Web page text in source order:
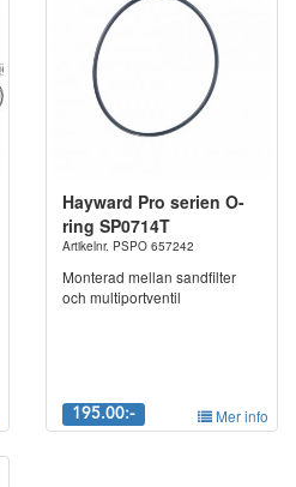
Hayward Pro serien O-
ring SP0714T
Artikelnr. PSPO 657242
Monterad mellan sandfilter
och multiportventil
195.00:- Mer info